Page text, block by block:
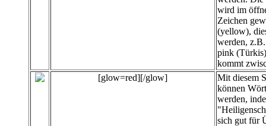
wird im
Zeichen
(yellow),
werden,
pink
kommt
[glow=red][/glow]
Mit diesem
können
werden,
sich gut für